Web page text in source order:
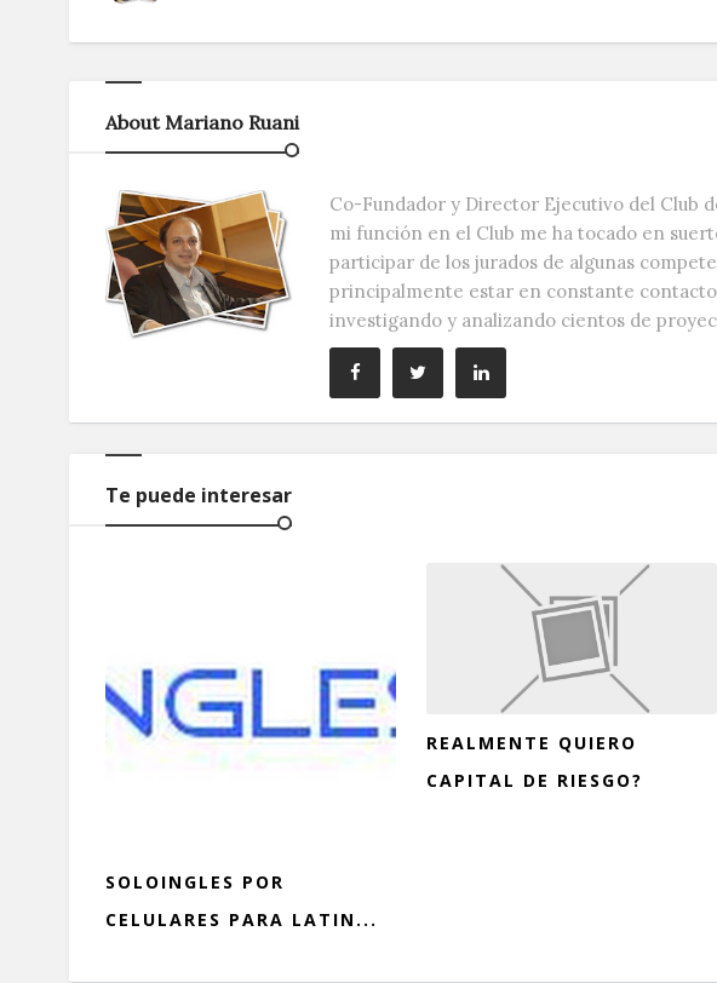
About Mariano Ruani
Co-Fundador y Director Ejecutivo del Club
mi función en el Club me ha tocado en
participar de los jurados de algunas
principalmente estar en constante
investigando y analizando cientos de
Te puede interesar
SOLOINGLES POR
CELULARES PARA LATIN...
REALMENTE QUIERO
CAPITAL DE RIESGO?